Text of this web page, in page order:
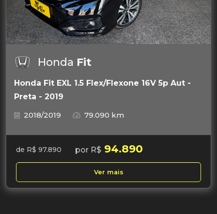
Honda Fit
Honda Fit EXL 1.5 Flex/Flexone 16V 5p Aut -
Preta - 2019
2018/2019
79.090 km
de R$ 97.890 por R$ 94.890
Ver mais